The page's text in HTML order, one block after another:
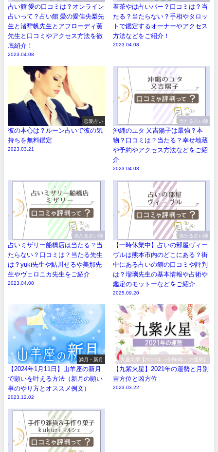
占い館 愛の口コミは？オンライン
占いって？占い館 愛の愛佳央梨先
生と渚犂帆先生とアフローディ薫
先生と口コミやアクセス方法を徹
底紹介！
2023.04.08
着茶やは占いバー？口コミは？当
たる？当たらない？手相やタロッ
トで鑑定するオーナーやアクセス
方法などをご紹介！
2023.04.08
恋愛占い
彼の本心は？ルーン占いで彼の気
持ちを無料鑑定
2023.03.21
当たる占い師
沖縄のユタ 又吉陽子は最強？本
物？口コミは？当たる？幸せ地蔵
や予約やアクセス方法などをご紹
介
2023.04.08
当たる占い師
占いミザリー船橋店は当たる？当
たらない？口コミは？当たる先生
は？yuki先生や鮎川せるや美那先
生やヴェロニカ先生をご紹介
2023.04.08
当たる占い師
【一時休業中】占いの部屋ヴィー
ヴルは熊本市内のどこにある？街
中にある占いの館の口コミや評判
は？瑠璃先生の基本情報や占術や
鑑定のモットーなどをご紹介
2025.09.20
満月・新月
【2024年1月11日】山羊座の新月
で願いを叶える方法（新月の願い
事のやり方とオススメ例文）
2023.12.02
九星気学【2021年（令和3年）の運勢】
【九紫火星】2021年の運勢と月別
吉方位と凶方位
2023.03.22